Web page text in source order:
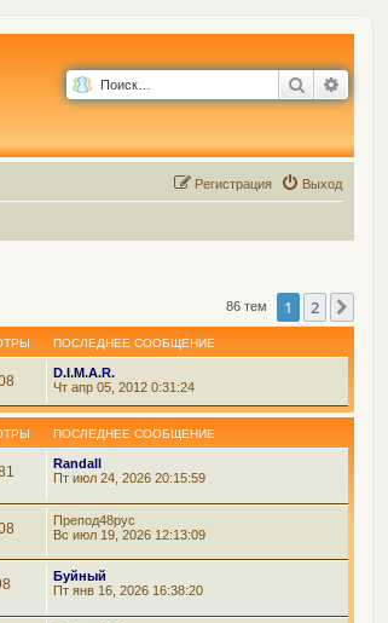
Поиск
Выход
Регистрация
86 тем 1 2
ПОСЛЕДНЕЕ СООБЩЕНИЕ
D.I.M.A.R.
Чт апр 05, 2012 0:31:24
ПОСЛЕДНЕЕ СООБЩЕНИЕ
Randall
Пт июл 24, 2026 20:15:59
Препод48рус
Вс июл 19, 2026 12:13:09
Буйный
Пт янв 16, 2026 16:38:20